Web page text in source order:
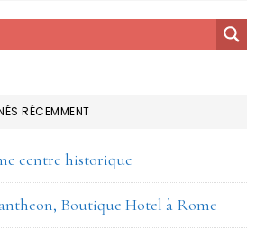
RÉCEMMENT
centre historique
Boutique Hotel à Rome